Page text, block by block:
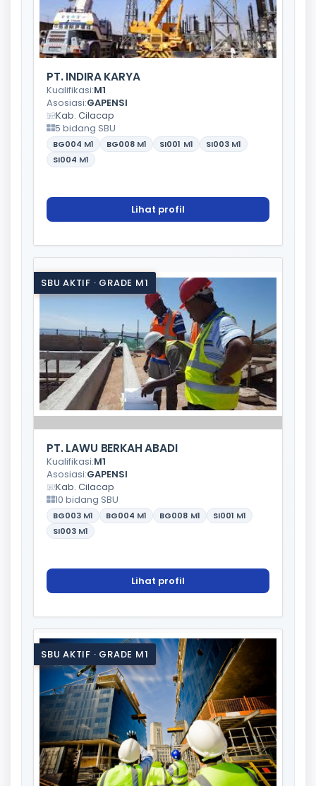
PT. INDIRA KARYA
Kualifikasi:M1
Asosiasi:GAPENSI
Kab. Cilacap
5 bidang SBU
BG004 M1 BG008 M1 SI001 M1 SI003 M1
SI004 M1
Lihat profil
SBU AKTIF · GRADE M1
PT. LAWU BERKAH ABADI
Kualifikasi:M1
Asosiasi:GAPENSI
Kab. Cilacap
10 bidang SBU
BG003 M1 BG004 M1 BG008 M1 SI001 M1
SI003 M1
Lihat profil
SBU AKTIF · GRADE M1